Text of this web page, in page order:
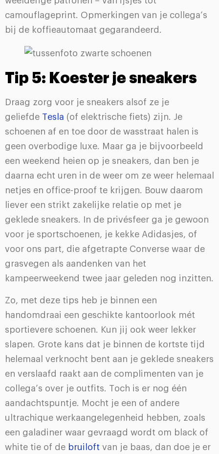
camouflageprint. Opmerkingen van je collega’s
bij de koffieautomaat gegarandeerd.
Tip 5: Koester je sneakers
Draag zorg voor je sneakers alsof ze je
geliefde Tesla (of elektrische fiets) zijn. Je
schoenen af en toe door de wasstraat halen is
geen overbodige luxe. Maar ga je bijvoorbeeld
een weekend heien op je sneakers, dan ben je
daarna echt uren in de weer om ze weer helemaal
netjes en office-proof te krijgen. Bouw daarom
liever een strikt zakelijke relatie op met je
geklede sneakers. In de privésfeer ga je gewoon
voor je sportschoenen, je kekke Adidasjes, of
voor ons part, die afgetrapte Converse waar de
grasvegen als aandenken van het
kampeerweekend twee jaar geleden nog inzitten.
Zo, met deze tips heb je binnen een
handomdraai een geschikte kantoorlook mét
sportievere schoenen. Kun jij ook weer lekker
slapen. Grote kans dat je binnen de kortste tijd
helemaal verknocht bent aan je geklede sneakers
en verslaafd raakt aan de complimenten van je
collega’s over je outfits. Toch is er nog één
aandachtspuntje. Mocht je een of andere
ultrachique werkaangelegenheid hebben, zoals
een galadiner waar gevraagd wordt om black of
white tie of de bruiloft van je baas, dan doe je er